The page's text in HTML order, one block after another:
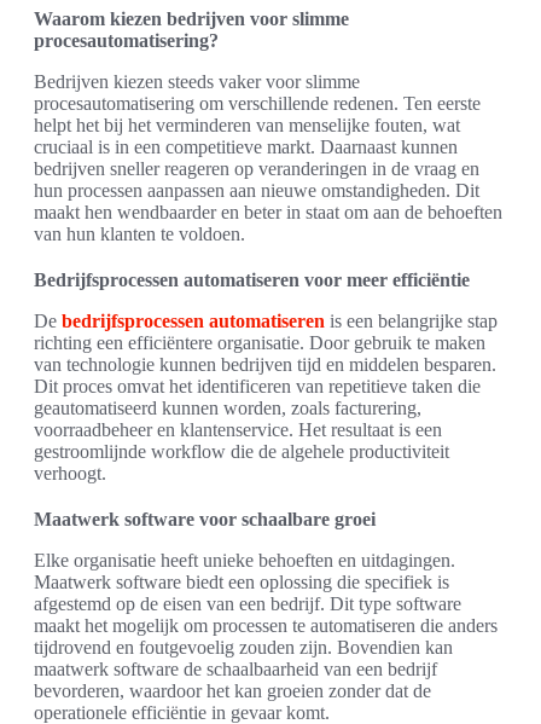
Waarom kiezen bedrijven voor slimme
procesautomatisering?
Bedrijven kiezen steeds vaker voor slimme
procesautomatisering om verschillende redenen. Ten eerste
helpt het bij het verminderen van menselijke fouten, wat
cruciaal is in een competitieve markt. Daarnaast kunnen
bedrijven sneller reageren op veranderingen in de vraag en
hun processen aanpassen aan nieuwe omstandigheden. Dit
maakt hen wendbaarder en beter in staat om aan de behoeften
van hun klanten te voldoen.
Bedrijfsprocessen automatiseren voor meer efficiëntie
De bedrijfsprocessen automatiseren is een belangrijke stap
richting een efficiëntere organisatie. Door gebruik te maken
van technologie kunnen bedrijven tijd en middelen besparen.
Dit proces omvat het identificeren van repetitieve taken die
geautomatiseerd kunnen worden, zoals facturering,
voorraadbeheer en klantenservice. Het resultaat is een
gestroomlijnde workflow die de algehele productiviteit
verhoogt.
Maatwerk software voor schaalbare groei
Elke organisatie heeft unieke behoeften en uitdagingen.
Maatwerk software biedt een oplossing die specifiek is
afgestemd op de eisen van een bedrijf. Dit type software
maakt het mogelijk om processen te automatiseren die anders
tijdrovend en foutgevoelig zouden zijn. Bovendien kan
maatwerk software de schaalbaarheid van een bedrijf
bevorderen, waardoor het kan groeien zonder dat de
operationele efficiëntie in gevaar komt.